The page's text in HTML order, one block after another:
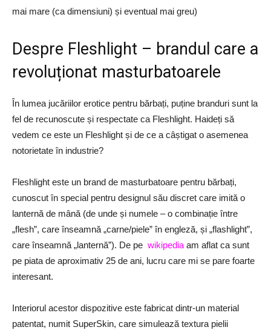
mai mare (ca dimensiuni) și eventual mai greu)
Despre Fleshlight – brandul care a
revoluționat masturbatoarele
În lumea jucăriilor erotice pentru bărbați, puține branduri sunt la
fel de recunoscute și respectate ca Fleshlight. Haideți să
vedem ce este un Fleshlight și de ce a câștigat o asemenea
notorietate în industrie?
Fleshlight este un brand de masturbatoare pentru bărbați,
cunoscut în special pentru designul său discret care imită o
lanternă de mână (de unde și numele – o combinație între
„flesh”, care înseamnă „carne/piele” în engleză, și „flashlight”,
care înseamnă „lanternă”). De pe wikipedia am aflat ca sunt
pe piata de aproximativ 25 de ani, lucru care mi se pare foarte
interesant.
Interiorul acestor dispozitive este fabricat dintr-un material
patentat, numit SuperSkin, care simulează textura pielii